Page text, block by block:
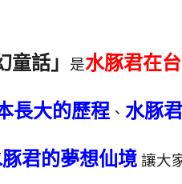
童話」 是水豚君在
長大的歷程、 水豚
君的夢想仙境 讓大